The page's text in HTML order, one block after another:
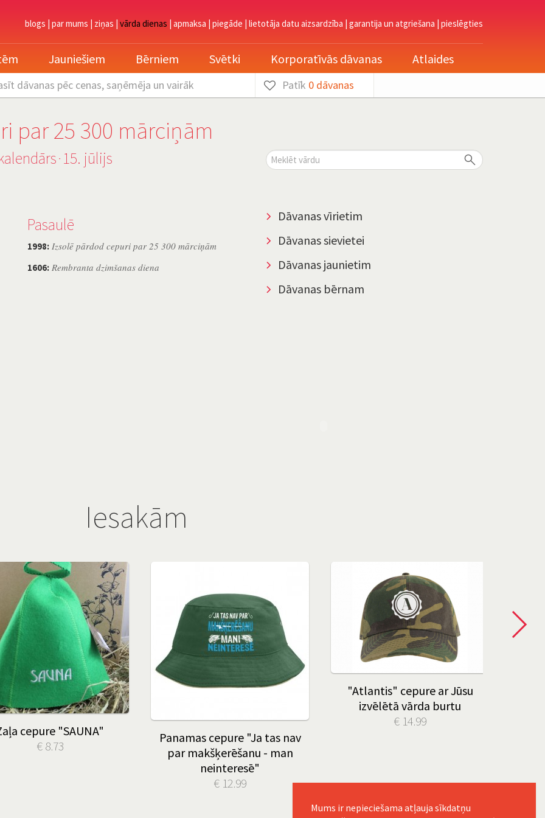
blogs | par mums | ziņas | vārda dienas | apmaksa | piegāde | lietotāja datu aizsardzība | garantija un atgriešana | pieslēgties
Jauniešiem Bērniem Svētki Korporatīvās dāvanas Atlaides
dāvanas pēc cenas, saņēmēja un vairāk Patīk 0dāvanas
par 25 300 mārciņām
˙ 15. jūlijs
Pasaulē
1998: Izsolē pārdod cepuri par 25 300 mārciņām
1606: Rembranta dzimšanas diena
Dāvanas vīrietim
Dāvanas sievietei
Dāvanas jaunietim
Dāvanas bērnam
Iesakām
cepure "SAUNA"
€ 8.73
Panamas cepure "Ja tas nav
par makšķerēšanu - man
neinteresē"
€ 12.99
"Atlantis" cepure ar Jūsu
izvēlētā vārda burtu
€ 14.99
Mums ir nepieciešama atļauja sīkdatņu